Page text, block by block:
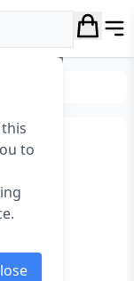
to